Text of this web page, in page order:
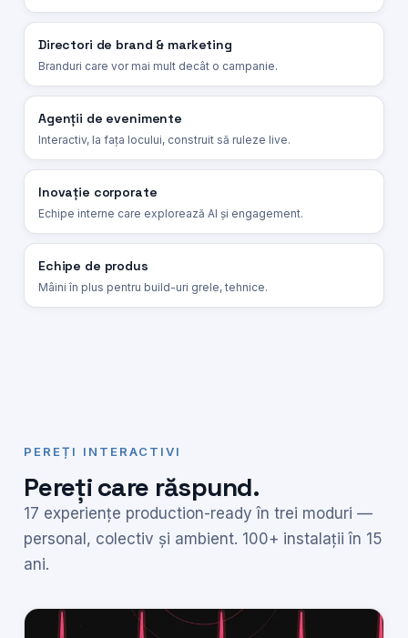
Directori de brand & marketing
Branduri care vor mai mult decât o campanie.
Agenții de evenimente
Interactiv, la fața locului, construit să ruleze live.
Inovație corporate
Echipe interne care explorează AI și engagement.
Echipe de produs
Mâini în plus pentru build-uri grele, tehnice.
PEREȚI INTERACTIVI
Pereți care răspund.
17 experiențe production-ready în trei moduri —
personal, colectiv și ambient. 100+ instalații în 15
ani.